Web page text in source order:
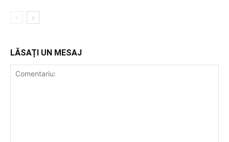
LĂSAȚI UN MESAJ